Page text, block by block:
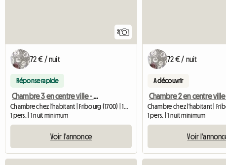
2
72 € / nuit
Réponse rapide
Chambre 3 en centre ville - proche université
Chambre chez l'habitant | Fribourg (1700) | 10 M2
1 pers. | 1 nuit minimum
Voir l'annonce
72 € / nuit
A découvrir
1 pers. | 1 nuit minimum
Voir